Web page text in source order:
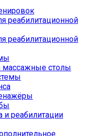
реабилитационной
реабилитационной
массажные столы
и реабилитации